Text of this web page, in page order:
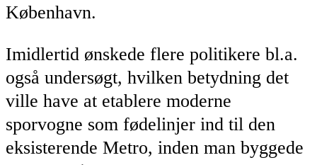
København.
Imidlertid ønskede flere politikere bl.a.
også undersøgt, hvilken betydning det
ville have at etablere moderne
sporvogne som fødelinjer ind til den
eksisterende Metro, inden man byggede